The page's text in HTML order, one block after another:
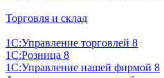
Торговля и склад
1С:Управление торговлей 8
1С:Розница 8
1С:Управление нашей фирмой 8